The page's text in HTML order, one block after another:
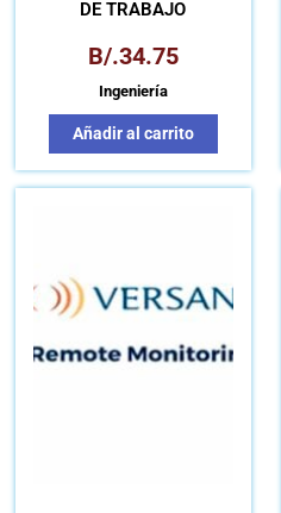
DE TRABAJO
B/.34.75
Ingeniería
Añadir al carrito